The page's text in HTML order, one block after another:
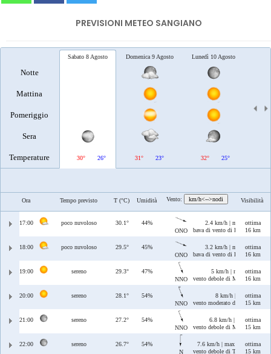
PREVISIONI METEO SANGIANO
Notte
Mattina
Pomeriggio
Sera
Temperature
Sabato 8 Agosto
30° 26°
Domenica 9 Agosto
31° 23°
Lunedì 10 Agosto
32° 25°
Ora Tempo previsto T (°C) Umidità Vento: km/h<-->nodi Visibilità
17:00 poco nuvoloso 30.1°
44%
ONO
2.4 km/h | max 5.3 km/h
bava di vento di Ponente/
ottima
16 km
18:00 poco nuvoloso 29.5°
45%
ONO
3.2 km/h | max 5.2 km/h
bava di vento di Ponente/
ottima
16 km
19:00 sereno 29.3°
47%
NNO
5 km/h | max 6.4 km/h
vento debole di Maestrale/
ottima
16 km
20:00 sereno 28.1°
54%
NNO
8 km/h | max 12 km/h
vento moderato di Maestrale/
ottima
15 km
21:00 sereno 27.2°
54%
NNO
6.8 km/h | max 12 km/h
vento debole di Maestrale/
ottima
15 km
22:00 sereno 26.7°
54%
N
7.6 km/h | max 15 km/h
vento debole di Tramontana
ottima
15 km